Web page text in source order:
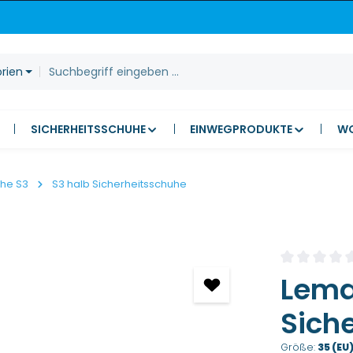
SICHERHEITSSCHUHE EINWEGPRODUKTE
S3 S3 halb Sicherheitsschuhe
Größe: 35 (EU)